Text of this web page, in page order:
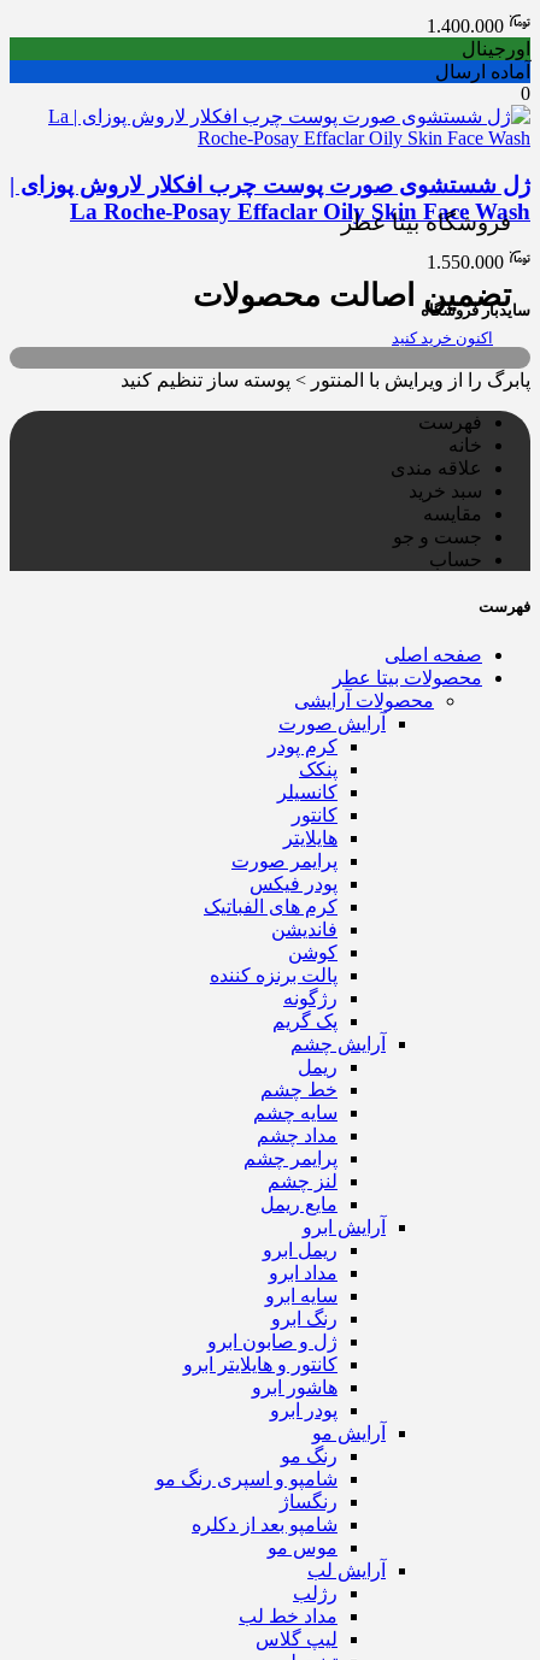
1.400.000
اورجینال
آماده ارسال
0
ژل شستشوی صورت پوست چرب افکلار لاروش پوزای |
La Roche-Posay Effaclar Oily Skin Face Wash
1.550.000
سایدبار فروشگاه
فروشگاه بیتا عطر
تضمین اصالت محصولات
اکنون خرید کنید
پابرگ را از ویرایش با المنتور > پوسته ساز تنظیم کنید
فهرست
خانه
علاقه مندی
سبد خرید
مقایسه
جست و جو
حساب
فهرست
صفحه اصلی
محصولات بیتا عطر
محصولات آرایشی
آرایش صورت
کرم پودر
پنکک
کانسیلر
کانتور
هایلایتر
پرایمر صورت
پودر فیکس
کرم های الفباتیک
فاندیشن
کوشن
پالت برنزه کننده
رژگونه
پک گریم
آرایش چشم
ریمل
خط چشم
سایه چشم
مداد چشم
پرایمر چشم
لنز چشم
مایع ریمل
آرایش ابرو
ریمل ابرو
مداد ابرو
سایه ابرو
رنگ ابرو
ژل و صابون ابرو
کانتور و هایلایتر ابرو
هاشور ابرو
پودر ابرو
آرایش مو
رنگ مو
شامپو و اسپری رنگ مو
رنگساژ
شامپو بعد از دکلره
موس مو
آرایش لب
رژ‌لب
مداد خط لب
لیپ گلاس